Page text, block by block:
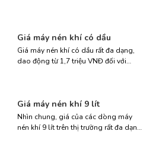
máy. Giá máy nén khí mini có dầu
đang được nhiều gia đình, gara và cơ
sở sản xuất […]
Giá máy nén khí có dầu
Giá máy nén khí có dầu rất đa dạng,
dao động từ 1,7 triệu VNĐ đối với
dung tích bình chứa, công suất (HP)
và thương hiệu sản xuất. Vậy giá máy
nén […]
Giá máy nén khí 9 lít
Nhìn chung, giá của các dòng máy
nén khí 9 lít trên thị trường rất đa dạng,